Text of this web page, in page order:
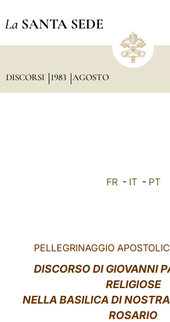
La SANTA SEDE
DISCORSI 1983 AGOSTO
FR- IT- PT
PELLEGRINAGGIO
DISCORSODI GIOVANNI
RELIGIOSE
NELLA BASILICA DI
ROSARIO